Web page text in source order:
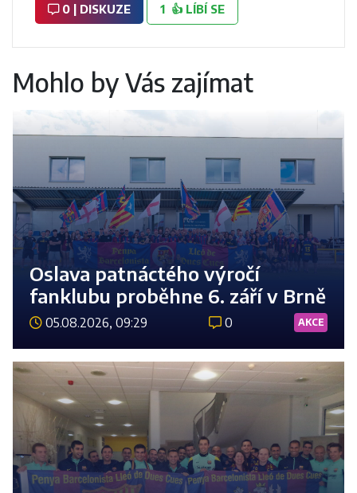
0 | DISKUZE 1 👍 LÍBÍ SE
Mohlo by Vás zajímat
Oslava patnáctého výročí
fanklubu proběhne 6. září v Brně
05.08.2026, 09:29 0 AKCE